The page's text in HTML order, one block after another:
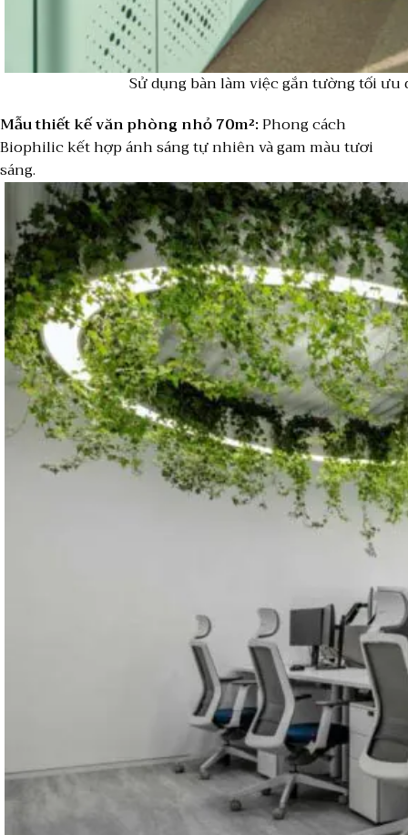
Sử dụng bàn làm việc gắn tường tối
Mẫu thiết kế văn phòng nhỏ 70m²:Phong cách
Biophilic kết hợp ánh sáng tự nhiên và gam màu tươi
sáng.